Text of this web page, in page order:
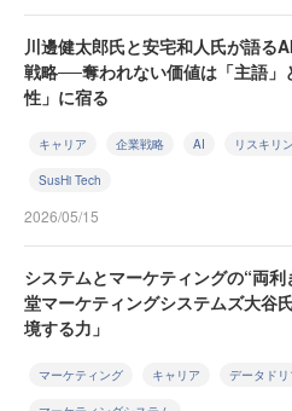
川邊健太郎氏と安宅和人氏が語る
戦略──奪われない価値は「主語」
性」に宿る
キャリア 企業戦略 AI リスキリ
SusHi Tech
2026/05/15
システムとマーケティングの“両利
堂マーケティングシステムズ大谷
境する力」
マーケティング キャリア データドリ